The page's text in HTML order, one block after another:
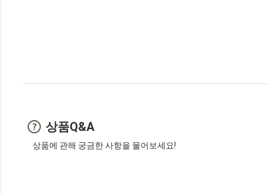
상품Q&A
상품에 관해 궁금한 사항을 물어보세요!